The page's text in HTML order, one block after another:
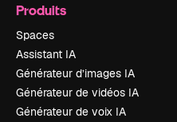
Produits
Spaces
Assistant IA
Générateur d’images IA
Générateur de vidéos IA
Générateur de voix IA